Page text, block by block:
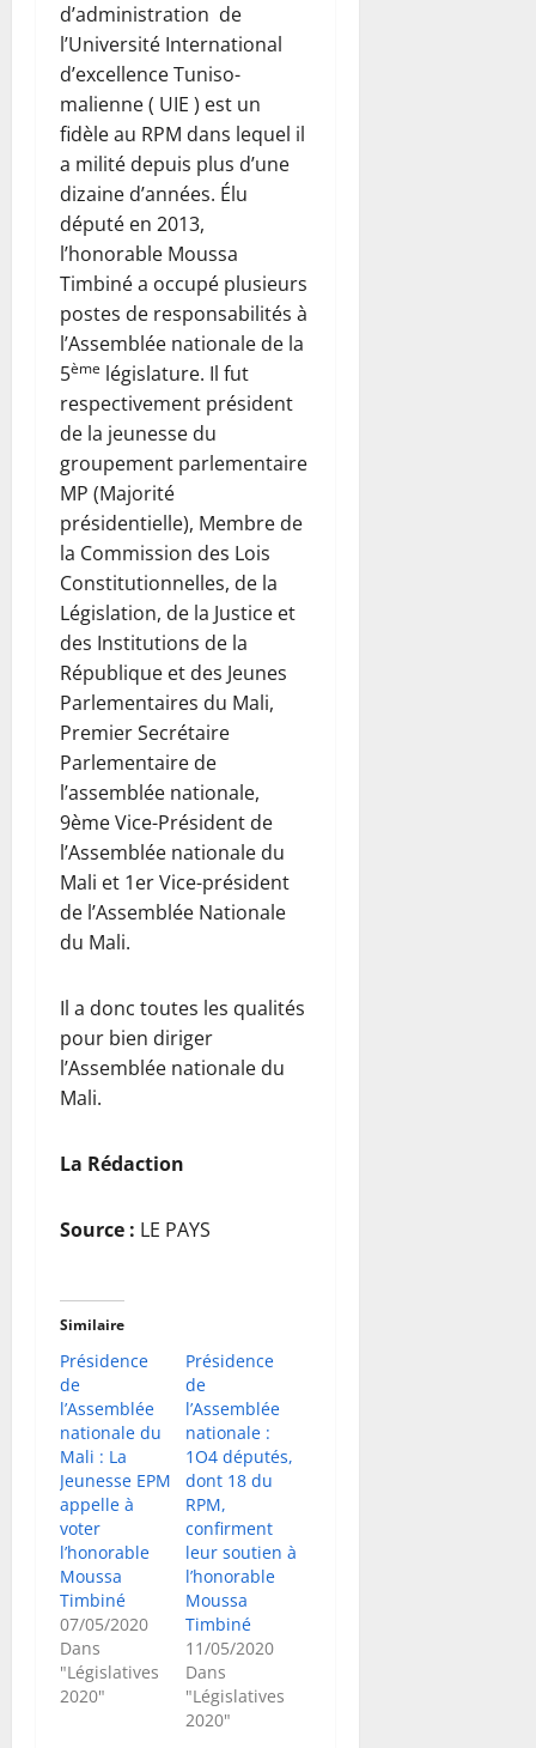
d’administration de
l’Université International
d’excellence Tuniso-
malienne ( UIE ) est un
fidèle au RPM dans lequel il
a milité depuis plus d’une
dizaine d’années. Élu
député en 2013,
l’honorable Moussa
Timbiné a occupé plusieurs
postes de responsabilités à
l’Assemblée nationale de la
5ème législature. Il fut
respectivement président
de la jeunesse du
groupement parlementaire
MP (Majorité
présidentielle), Membre de
la Commission des Lois
Constitutionnelles, de la
Législation, de la Justice et
des Institutions de la
République et des Jeunes
Parlementaires du Mali,
Premier Secrétaire
Parlementaire de
l’assemblée nationale,
9ème Vice-Président de
l’Assemblée nationale du
Mali et 1er Vice-président
de l’Assemblée Nationale
du Mali.
Il a donc toutes les qualités
pour bien diriger
l’Assemblée nationale du
Mali.
La Rédaction
Source : LE PAYS
Similaire
Présidence
de
l’Assemblée
nationale du
Mali : La
Jeunesse EPM
appelle à
voter
l’honorable
Moussa
Timbiné
07/05/2020
Dans
"Législatives
2020"
Présidence
de
l’Assemblée
nationale :
1O4 députés,
dont 18 du
RPM,
confirment
leur soutien à
l’honorable
Moussa
Timbiné
11/05/2020
Dans
"Législatives
2020"